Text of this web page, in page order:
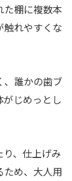
た棚に複数本
触れやすくな
、誰かの歯ブ
じめっとし
、仕上げみ
ため、大人用